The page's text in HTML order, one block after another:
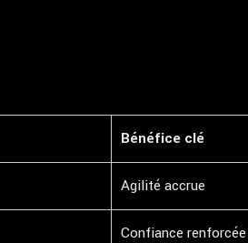
Bénéfice clé
Agilité accrue
Confiance renforcée